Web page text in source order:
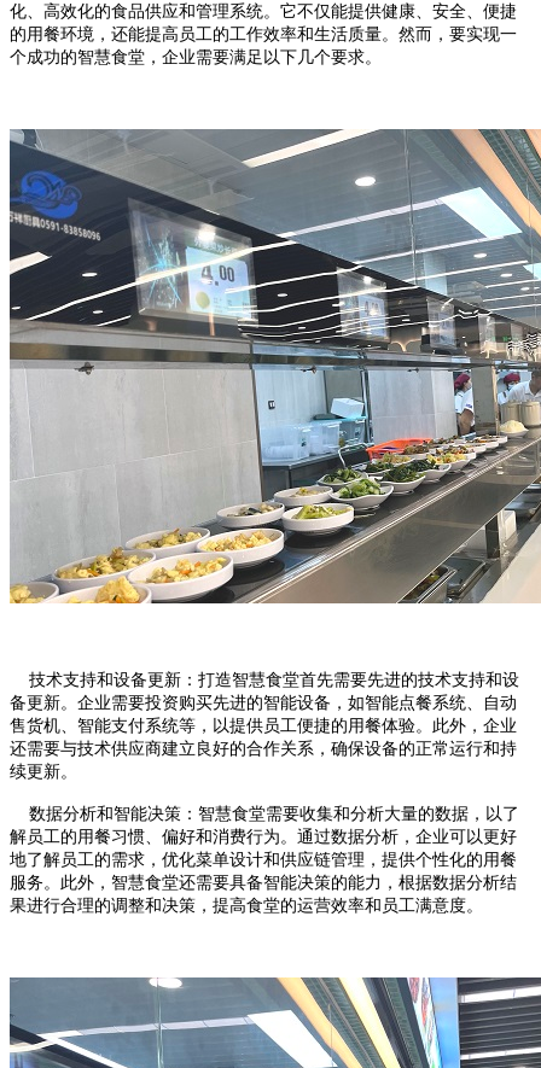
化、高效化的食品供应和管理系统。它不仅能提供健康、安全、便捷
的用餐环境，还能提高员工的工作效率和生活质量。然而，要实现一
个成功的智慧食堂，企业需要满足以下几个要求。
技术支持和设备更新：打造智慧食堂首先需要先进的技术支持和设
备更新。企业需要投资购买先进的智能设备，如智能点餐系统、自动
售货机、智能支付系统等，以提供员工便捷的用餐体验。此外，企业
还需要与技术供应商建立良好的合作关系，确保设备的正常运行和持
续更新。
数据分析和智能决策：智慧食堂需要收集和分析大量的数据，以了
解员工的用餐习惯、偏好和消费行为。通过数据分析，企业可以更好
地了解员工的需求，优化菜单设计和供应链管理，提供个性化的用餐
服务。此外，智慧食堂还需要具备智能决策的能力，根据数据分析结
果进行合理的调整和决策，提高食堂的运营效率和员工满意度。